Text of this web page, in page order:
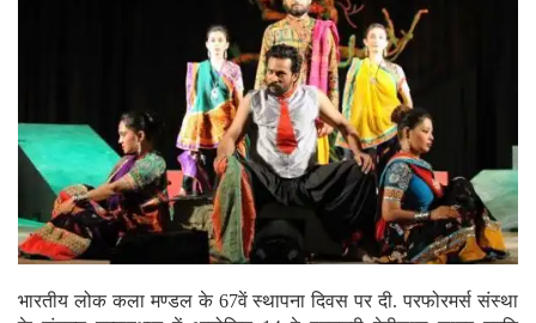
भारतीय लोक कला मण्डल के 67वें स्थापना दिवस पर दी. परफोरमर्स संस्था